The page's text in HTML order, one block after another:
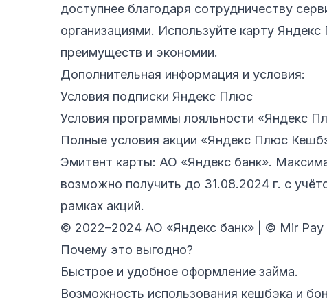
доступнее благодаря сотрудничеству
организациями. Используйте карту
преимуществ и экономии.
Дополнительная информация и условия:
Условия подписки Яндекс Плюс
Условия программы лояльности «Яндекс
Полные условия акции «Яндекс Плюс
Эмитент карты: АО «Яндекс банк».
возможно получить до 31.08.2024 г. с
рамках акций.
© 2022–2024 AO «Яндекс банк» | © Mir
Почему это выгодно?
Быстрое и удобное оформление займа.
Возможность использования кешбэка и